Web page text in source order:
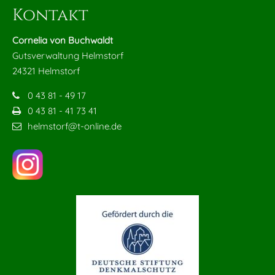
Kontakt
Cornelia von Buchwaldt
Gutsverwaltung Helmstorf
24321 Helmstorf
0 43 81 - 49 17
0 43 81 - 41 73 41
helmstorf@t-online.de